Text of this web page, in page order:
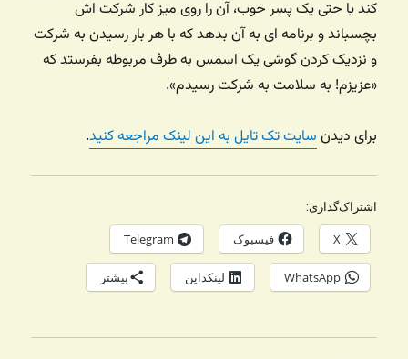
کند یا حتی یک پسر خوب، آن را روی میز کار شرکت اش
بچسباند و برنامه ای به آن بدهد که با هر بار رسیدن به شرکت
و نزدیک کردن گوشی یک اسمس به طرف مربوطه بفرستد که
«عزیزم! به سلامت به شرکت رسیدم».
برای دیدن سایت تک تایل به این لینک مراجعه کنید.
اشتراک‌گذاری:
X فیسبوک Telegram
WhatsApp لینکداین بیشتر